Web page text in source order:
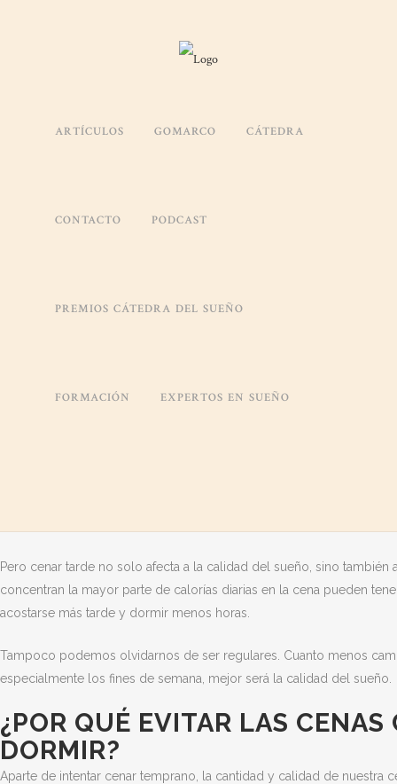
ARTÍCULOS GOMARCO CÁTEDRA
CONTACTO PODCAST
PREMIOS CÁTEDRA DEL SUEÑO
FORMACIÓN EXPERTOS EN SUEÑO
estado de ánimo y, por supuesto, también en la calidad del
descanso. Entre otros, uno de los hábitos a cuidar es la última
Pero cenar tarde no solo afecta a la calidad del sueño, sino
concentran la mayor parte de calorías diarias en la cena pueden
acostarse más tarde y dormir menos horas.
Tampoco podemos olvidarnos de ser regulares. Cuanto menos
especialmente los fines de semana, mejor será la calidad del sueño.
¿POR QUÉ EVITAR LAS
DORMIR?
Aparte de intentar cenar temprano, la cantidad y calidad de nuestra